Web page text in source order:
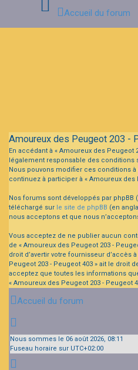
Accueil du forum
Amoureux des Peugeot 203 -
En accédant à « Amoureux des Peugeot
légalement responsable des conditions
Nous pouvons modifier ces conditions
continuez à participer à « Amoureux
Nos forums sont développés par
téléchargé sur le site de phpBB (en
nous acceptons et que nous
Vous acceptez de ne publier aucun
de « Amoureux des Peugeot 203 -
droit d’avertir votre fournisseur
Peugeot 203 - Peugeot 403 » ait le droit
acceptez que toutes les informations
« Amoureux des Peugeot 203 -
Accueil du forum
Nous sommes le 06 août 2026, 08:11
Fuseau horaire sur UTC+02:00